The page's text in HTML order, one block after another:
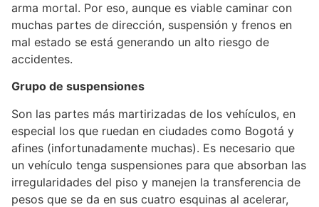
arma mortal. Por eso, aunque es viable caminar con
muchas partes de dirección, suspensión y frenos en
mal estado se está generando un alto riesgo de
accidentes.
Grupo de suspensiones
Son las partes más martirizadas de los vehículos, en
especial los que ruedan en ciudades como Bogotá y
afines (infortunadamente muchas). Es necesario que
un vehículo tenga suspensiones para que absorban las
irregularidades del piso y manejen la transferencia de
pesos que se da en sus cuatro esquinas al acelerar,